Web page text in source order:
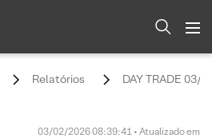
Relatórios DAY TRADE 03/
03/02/2026 08:39:41 • Atualizado em